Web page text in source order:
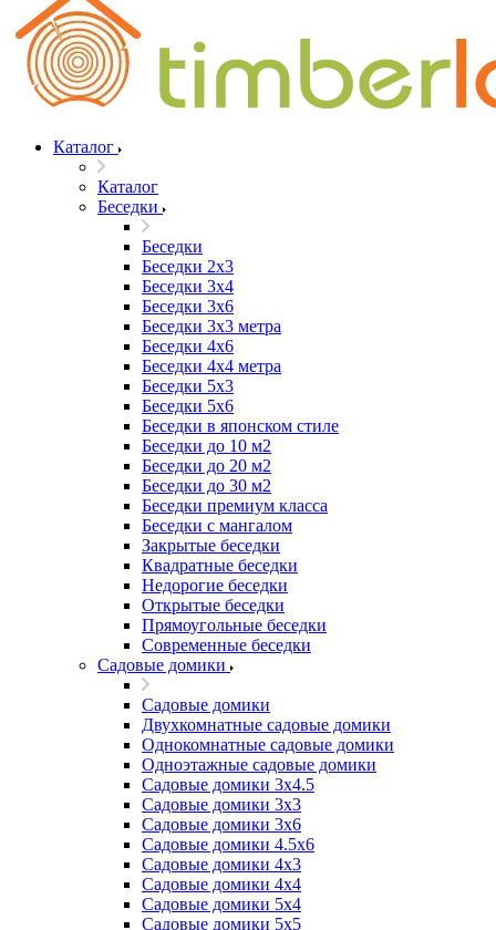
Каталог
Каталог
Беседки
Беседки
Беседки 2x3
Беседки 3x4
Беседки 3x6
Беседки 3х3 метра
Беседки 4x6
Беседки 4х4 метра
Беседки 5x3
Беседки 5x6
Беседки в японском стиле
Беседки до 10 м2
Беседки до 20 м2
Беседки до 30 м2
Беседки премиум класса
Беседки с мангалом
Закрытые беседки
Квадратные беседки
Недорогие беседки
Открытые беседки
Прямоугольные беседки
Современные беседки
Садовые домики
Садовые домики
Двухкомнатные садовые домики
Однокомнатные садовые домики
Одноэтажные садовые домики
Садовые домики 3x4.5
Садовые домики 3х3
Садовые домики 3х6
Садовые домики 4.5x6
Садовые домики 4x3
Садовые домики 4x4
Садовые домики 5х4
Садовые домики 5х5